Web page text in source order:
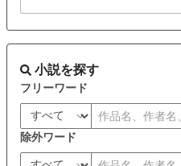
小説を探す
フリーワード
除外ワード